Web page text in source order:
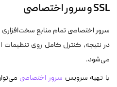
SSL و سرور اختصاصی
سرور اختصاصی تمام منابع سخت‌افزاری
می‌شود.
با تهیه سرویس سرور اختصاصی